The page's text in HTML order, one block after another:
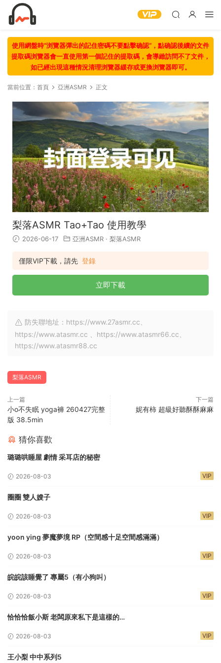
使用網盤時“浏覽器彈出的記住密碼不要點擊确認“，點确認後續的文件
提取碼浏覽器會一直使用第一個記住的提取碼，會導緻訪問不了文件，
如已經出現這種情況清理浏覽器緩存或更換浏覽器即可。
當前位置： 首頁 亞洲ASMR 正文
梨落ASMR Tao+Tao 使用教學
2026-06-17 亞洲ASMR · 梨落ASMR
僅限VIP下載，請先 登錄
立即下載
防失聯地址：https://www.27asmr.cc、
https://www.atasmr.cc 、https://www.atasmr66.cc、
https://www.atasmr88.cc
梨落ASMR
上一篇
小o不失眠 yoga褲 260427完整
版 38.5min
下一篇
妮有柿 超級好聽酥酥麻麻
猜你喜歡
璐璐哄睡屋 劇情 采耳店的秘密
2026-08-03 VIP
圈圈 雙人嫂子
2026-08-03 VIP
yoon ying 夢魔夢境 RP（空間感十足空間感滿滿）
2026-08-03 VIP
皖皖該睡覺了 專屬5（有小狗叫）
2026-08-03 VIP
恰恰恰飯小斯 老闆原來私下是這樣的…
2026-08-03 VIP
王小梨 中中系列5